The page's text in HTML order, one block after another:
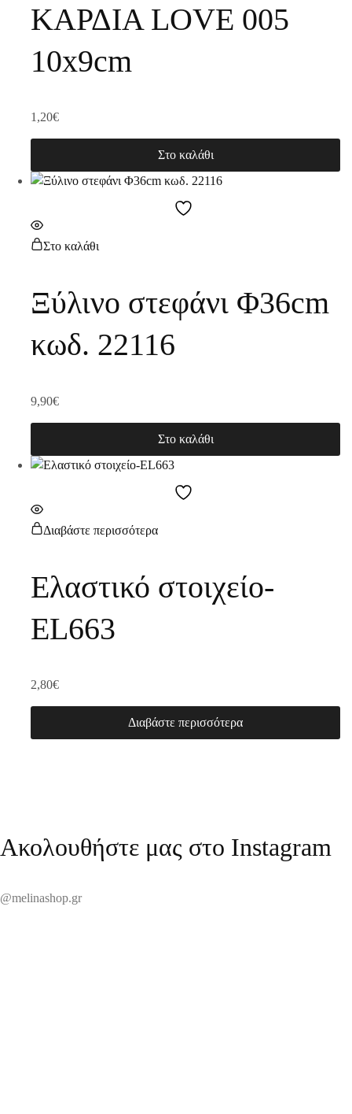
ΚΑΡΔΙΑ LOVE 005
10x9cm
1,20€
Στο καλάθι
Στο καλάθι
Ξύλινο στεφάνι Φ36cm
κωδ. 22116
9,90€
Στο καλάθι
Διαβάστε περισσότερα
Ελαστικό στοιχείο-
EL663
2,80€
Διαβάστε περισσότερα
Ακολουθήστε μας στο Instagram
@melinashop.gr